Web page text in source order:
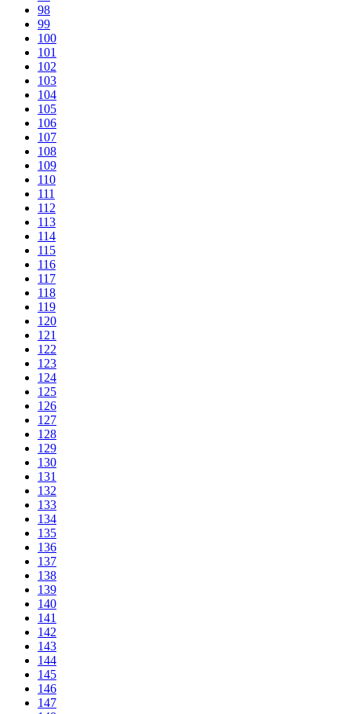
98
99
100
101
102
103
104
105
106
107
108
109
110
111
112
113
114
115
116
117
118
119
120
121
122
123
124
125
126
127
128
129
130
131
132
133
134
135
136
137
138
139
140
141
142
143
144
145
146
147